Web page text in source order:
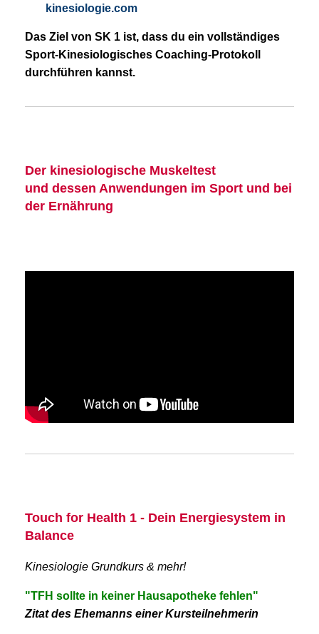
kinesiologie.com
Das Ziel von SK 1 ist, dass du ein vollständiges
Sport-Kinesiologisches Coaching-Protokoll
durchführen kannst.
Der kinesiologische Muskeltest
und dessen Anwendungen im Sport und bei
der Ernährung
Touch for Health 1 - Dein Energiesystem in
Balance
Kinesiologie Grundkurs & mehr!
"TFH sollte in keiner Hausapotheke fehlen"
Zitat des Ehemanns einer Kursteilnehmerin